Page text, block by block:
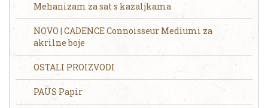
Mehanizam za sat s kazaljkama
NOVO | CADENCE Connoisseur Mediumi za
akrilne boje
OSTALI PROIZVODI
PAUS Papir